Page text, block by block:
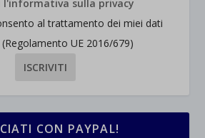
l'informativa sulla privacy
al trattamento dei miei dati
UE 2016/679)
CON PAYPAL!